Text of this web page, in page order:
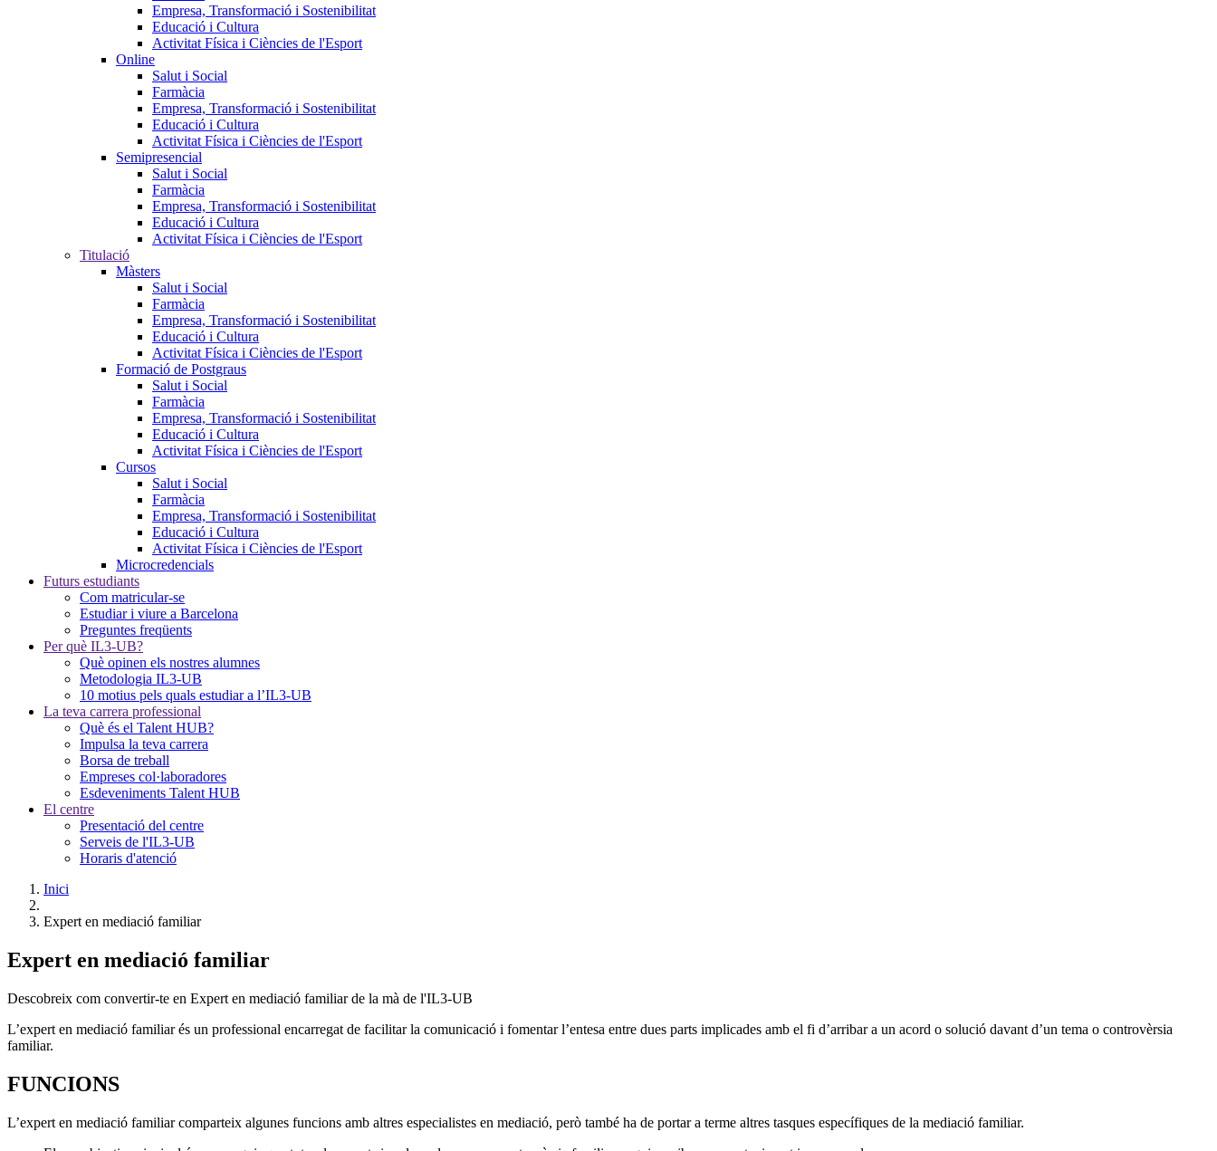
Empresa, Transformació i Sostenibilitat
Educació i Cultura
Activitat Física i Ciències de l'Esport
Online
Salut i Social
Farmàcia
Empresa, Transformació i Sostenibilitat
Educació i Cultura
Activitat Física i Ciències de l'Esport
Semipresencial
Salut i Social
Farmàcia
Empresa, Transformació i Sostenibilitat
Educació i Cultura
Activitat Física i Ciències de l'Esport
Titulació
Màsters
Salut i Social
Farmàcia
Empresa, Transformació i Sostenibilitat
Educació i Cultura
Activitat Física i Ciències de l'Esport
Formació de Postgraus
Salut i Social
Farmàcia
Empresa, Transformació i Sostenibilitat
Educació i Cultura
Activitat Física i Ciències de l'Esport
Cursos
Salut i Social
Farmàcia
Empresa, Transformació i Sostenibilitat
Educació i Cultura
Activitat Física i Ciències de l'Esport
Microcredencials
Futurs estudiants
Com matricular-se
Estudiar i viure a Barcelona
Preguntes freqüents
Per què IL3-UB?
Què opinen els nostres alumnes
Metodologia IL3-UB
10 motius pels quals estudiar a l’IL3-UB
La teva carrera professional
Què és el Talent HUB?
Impulsa la teva carrera
Borsa de treball
Empreses col·laboradores
Esdeveniments Talent HUB
El centre
Presentació del centre
Serveis de l'IL3-UB
Horaris d'atenció
Inici
Expert en mediació familiar
Expert en mediació familiar
Descobreix com convertir-te en Expert en mediació familiar de la mà de l'IL3-UB
L’expert en mediació familiar és un professional encarregat de facilitar la comunicació i fomentar l’entesa entre dues parts implicades amb el fi d’arribar a un acord o solució davant d’un tema o controvèrsia
familiar.
FUNCIONS
L’expert en mediació familiar comparteix algunes funcions amb altres especialistes en mediació, però també ha de portar a terme altres tasques específiques de la mediació familiar.